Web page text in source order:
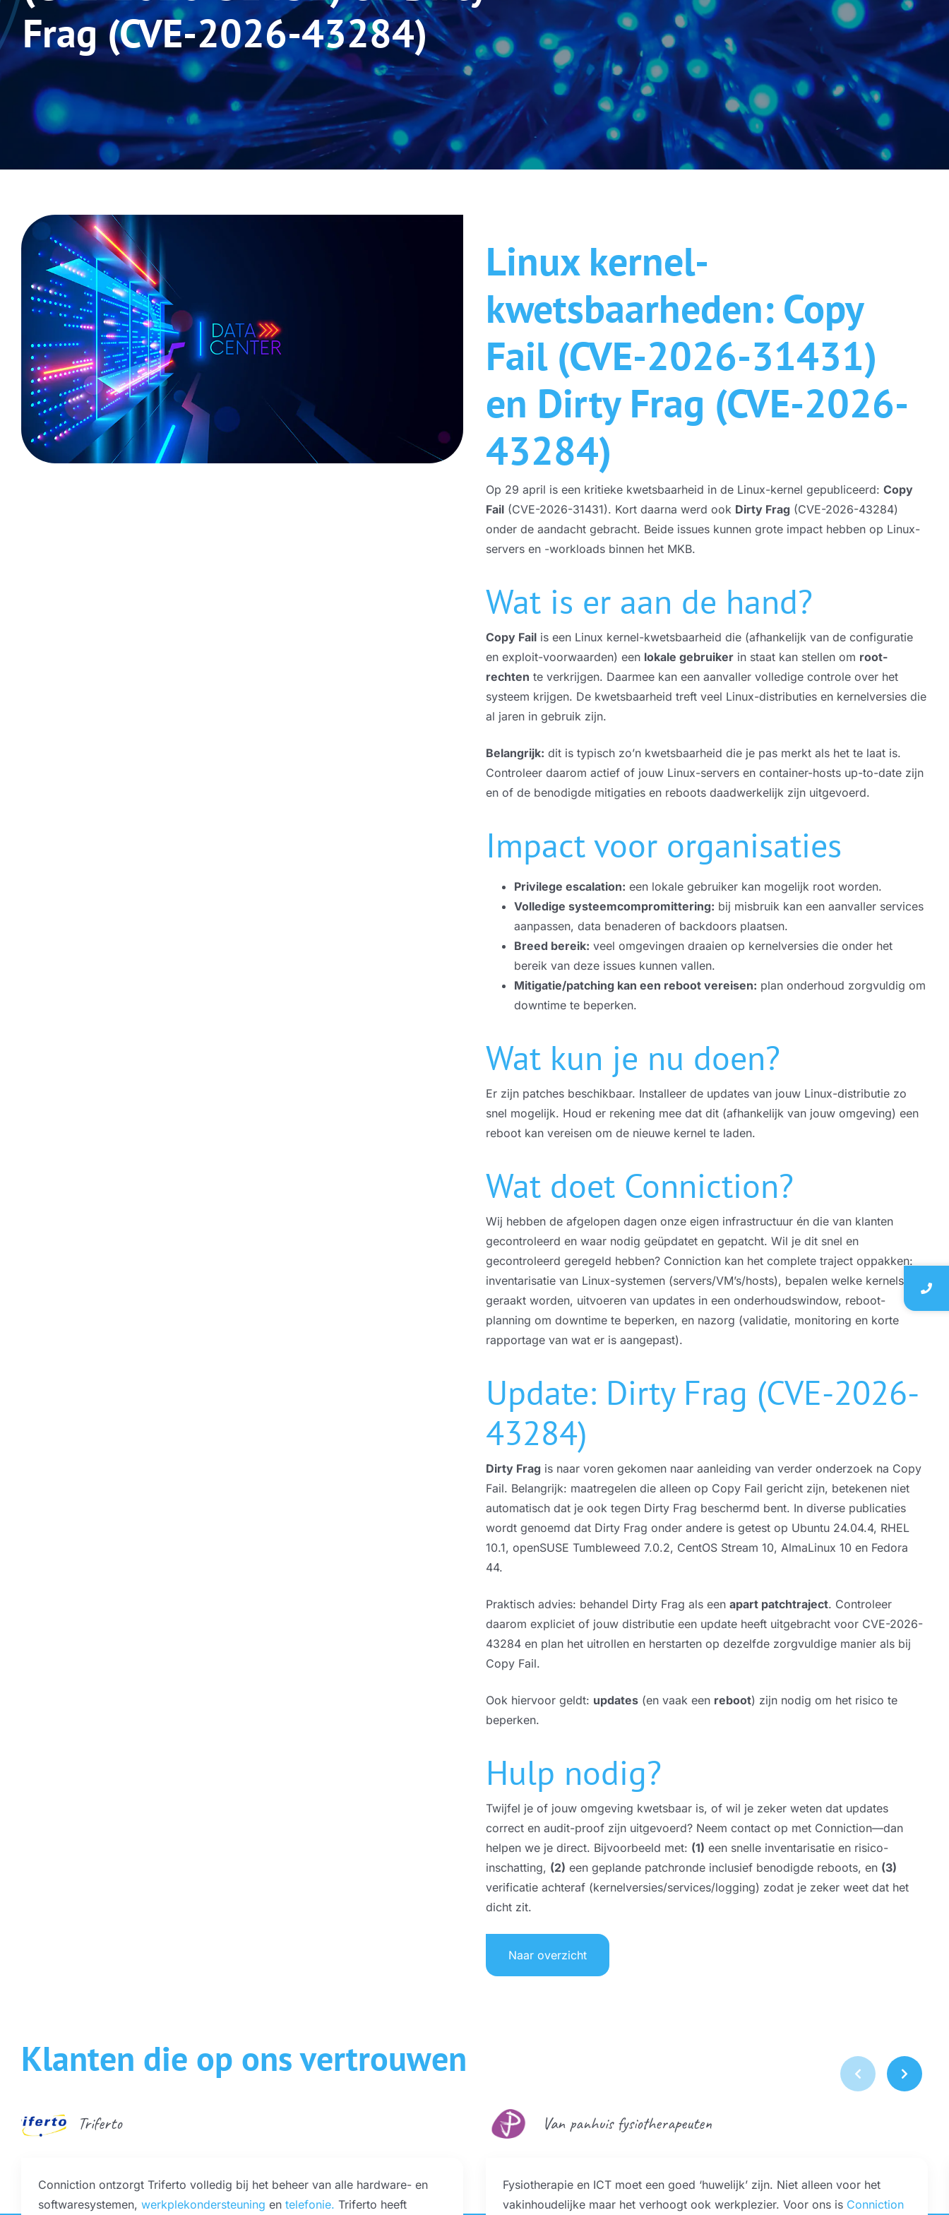
Serverbeheer Camera beveiliging
ICT Cloud
Microsoft 365
Server hosting
ICT Werkplek
VoIP Telefonie
ICT Branches
Software en web ontwikkelaars
Maakindustrie
Zakelijke dienstverlening
ICT voor kinderopvang organisaties
Weet-IT-(veel gesteelde vragen)
Frag (CVE-2026-43284)
Linux kernel-
kwetsbaarheden: Copy
Fail (CVE-2026-31431)
en Dirty Frag (CVE-2026-
43284)
Op 29 april is een kritieke kwetsbaarheid in de Linux-kernel gepubliceerd: Copy
Fail (CVE-2026-31431). Kort daarna werd ook Dirty Frag (CVE-2026-43284)
onder de aandacht gebracht. Beide issues kunnen grote impact hebben op Linux-
servers en -workloads binnen het MKB.
Wat is er aan de hand?
Copy Fail is een Linux kernel-kwetsbaarheid die (afhankelijk van de configuratie
en exploit-voorwaarden) een lokale gebruiker in staat kan stellen om root-
rechten te verkrijgen. Daarmee kan een aanvaller volledige controle over het
systeem krijgen. De kwetsbaarheid treft veel Linux-distributies en kernelversies die
al jaren in gebruik zijn.
Belangrijk: dit is typisch zo’n kwetsbaarheid die je pas merkt als het te laat is.
Controleer daarom actief of jouw Linux-servers en container-hosts up-to-date zijn
en of de benodigde mitigaties en reboots daadwerkelijk zijn uitgevoerd.
Impact voor organisaties
Privilege escalation: een lokale gebruiker kan mogelijk root worden.
Volledige systeemcompromittering: bij misbruik kan een aanvaller services
aanpassen, data benaderen of backdoors plaatsen.
Breed bereik: veel omgevingen draaien op kernelversies die onder het
bereik van deze issues kunnen vallen.
Mitigatie/patching kan een reboot vereisen: plan onderhoud zorgvuldig om
downtime te beperken.
Wat kun je nu doen?
Er zijn patches beschikbaar. Installeer de updates van jouw Linux-distributie zo
snel mogelijk. Houd er rekening mee dat dit (afhankelijk van jouw omgeving) een
reboot kan vereisen om de nieuwe kernel te laden.
Wat doet Conniction?
Wij hebben de afgelopen dagen onze eigen infrastructuur én die van klanten
gecontroleerd en waar nodig geüpdatet en gepatcht. Wil je dit snel en
gecontroleerd geregeld hebben? Conniction kan het complete traject oppakken:
inventarisatie van Linux-systemen (servers/VM’s/hosts), bepalen welke kernels
geraakt worden, uitvoeren van updates in een onderhoudswindow, reboot-
planning om downtime te beperken, en nazorg (validatie, monitoring en korte
rapportage van wat er is aangepast).
Update: Dirty Frag (CVE-2026-
43284)
Dirty Frag is naar voren gekomen naar aanleiding van verder onderzoek na Copy
Fail. Belangrijk: maatregelen die alleen op Copy Fail gericht zijn, betekenen niet
automatisch dat je ook tegen Dirty Frag beschermd bent. In diverse publicaties
wordt genoemd dat Dirty Frag onder andere is getest op Ubuntu 24.04.4, RHEL
10.1, openSUSE Tumbleweed 7.0.2, CentOS Stream 10, AlmaLinux 10 en Fedora
44.
Praktisch advies: behandel Dirty Frag als een apart patchtraject. Controleer
daarom expliciet of jouw distributie een update heeft uitgebracht voor CVE-2026-
43284 en plan het uitrollen en herstarten op dezelfde zorgvuldige manier als bij
Copy Fail.
Ook hiervoor geldt: updates (en vaak een reboot) zijn nodig om het risico te
beperken.
Hulp nodig?
Twijfel je of jouw omgeving kwetsbaar is, of wil je zeker weten dat updates
correct en audit-proof zijn uitgevoerd? Neem contact op met Conniction—dan
helpen we je direct. Bijvoorbeeld met: (1) een snelle inventarisatie en risico-
inschatting, (2) een geplande patchronde inclusief benodigde reboots, en (3)
verificatie achteraf (kernelversies/services/logging) zodat je zeker weet dat het
dicht zit.
Naar overzicht
Klanten die op ons vertrouwen
Triferto
Conniction ontzorgt Triferto volledig bij het beheer van alle hardware- en
softwaresystemen, werkplekondersteuning en telefonie. Triferto heeft
Van panhuis fysiotherapeuten
Fysiotherapie en ICT moet een goed ‘huwelijk’ zijn. Niet alleen voor het
vakinhoudelijke maar het verhoogt ook werkplezier. Voor ons is Conniction